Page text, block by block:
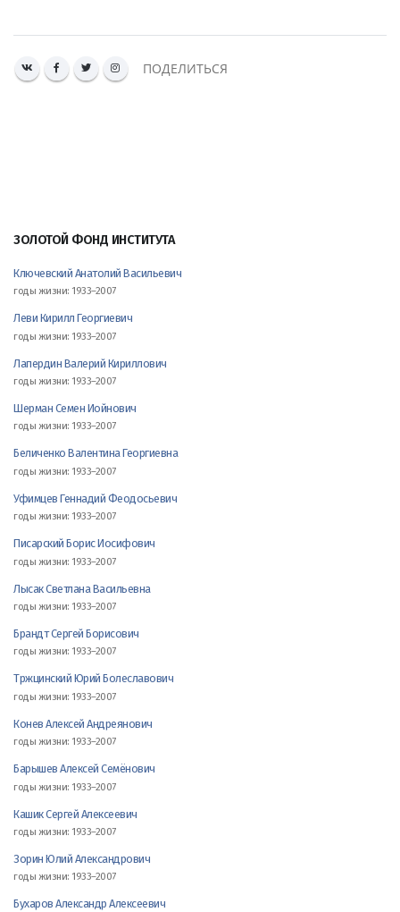
ЗОЛОТОЙ ФОНД ИНСТИТУТА
Ключевский Анатолий Васильевич
годы жизни: 1933–2007
Леви Кирилл Георгиевич
годы жизни: 1933–2007
Лапердин Валерий Кириллович
годы жизни: 1933–2007
Шерман Семен Иойнович
годы жизни: 1933–2007
Беличенко Валентина Георгиевна
годы жизни: 1933–2007
Уфимцев Геннадий Феодосьевич
годы жизни: 1933–2007
Писарский Борис Иосифович
годы жизни: 1933–2007
Лысак Светлана Васильевна
годы жизни: 1933–2007
Брандт Сергей Борисович
годы жизни: 1933–2007
Тржцинский Юрий Болеславович
годы жизни: 1933–2007
Конев Алексей Андреянович
годы жизни: 1933–2007
Барышев Алексей Семёнович
годы жизни: 1933–2007
Кашик Сергей Алексеевич
годы жизни: 1933–2007
Зорин Юлий Александрович
годы жизни: 1933–2007
Бухаров Александр Алексеевич
ПОДЕЛИТЬСЯ